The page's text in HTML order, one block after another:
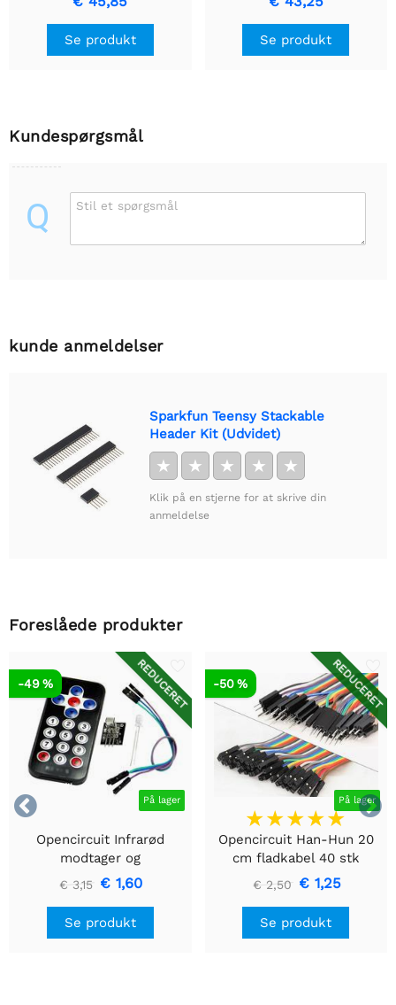
Se produkt Se produkt
Kundespørgsmål
Q Stil et spørgsmål
kunde anmeldelser
Sparkfun Teensy Stackable
Header Kit (Udvidet)
★ ★ ★ ★ ★
Klik på en stjerne for at skrive din
anmeldelse
Foreslåede produkter


REDUCERET
På lager
-49 %
Opencircuit Infrarød
modtager og
fjernbetjeningssæt
€ 3,15 € 1,60
Se produkt
REDUCERET
På lager
-50 %
Opencircuit Han-Hun 20
cm fladkabel 40 stk
€ 2,50 € 1,25
Se produkt